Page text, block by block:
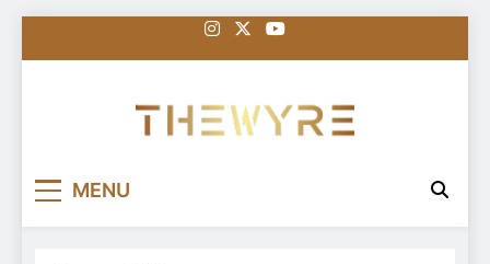
to
MENU